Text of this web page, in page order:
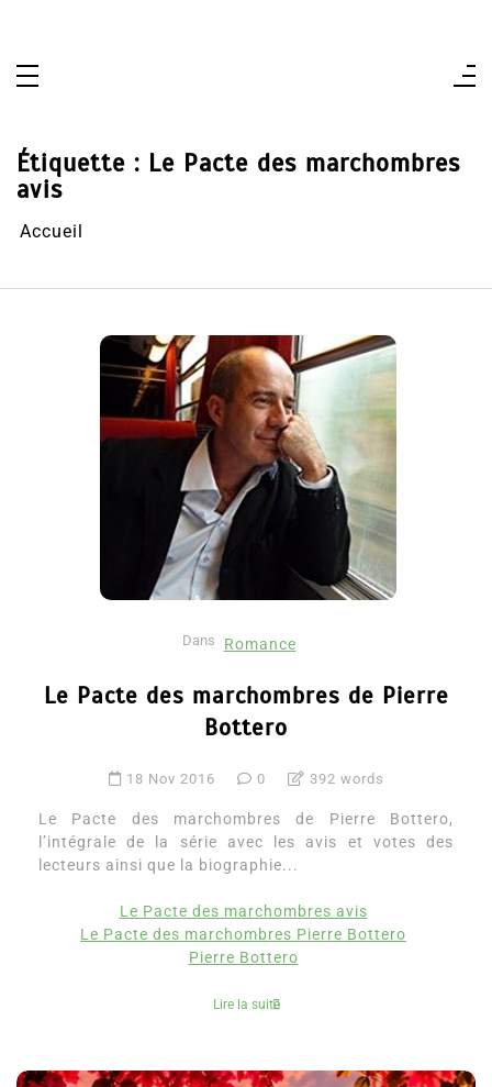
Étiquette : Le Pacte des marchombres
avis
Accueil
Dans Romance
Le Pacte des marchombres de Pierre
Bottero
18 Nov 2016 0 392 words
Le Pacte des marchombres de Pierre Bottero,
l’intégrale de la série avec les avis et votes des
lecteurs ainsi que la biographie...
Le Pacte des marchombres avis
Le Pacte des marchombres Pierre Bottero
Pierre Bottero
Lire la suite